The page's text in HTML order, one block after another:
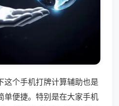
这个手机打牌计算辅助也是
单便捷。特别是在大家手机